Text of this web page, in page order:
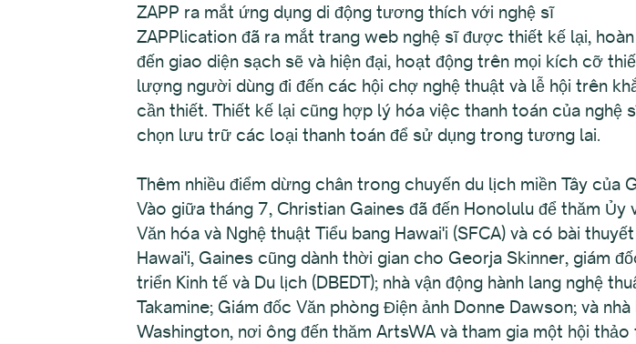
ZAPP ra mắt ứng dụng di động tương thích với nghệ sĩ
ZAPPlication đã ra mắt trang web nghệ sĩ được thiết kế lại,
đến giao diện sạch sẽ và hiện đại, hoạt động trên mọi kích cỡ
lượng người dùng đi đến các hội chợ nghệ thuật và lễ hội trên
cần thiết. Thiết kế lại cũng hợp lý hóa việc thanh toán của
chọn lưu trữ các loại thanh toán để sử dụng trong tương lai.
Thêm nhiều điểm dừng chân trong chuyến du lịch miền Tây của
Vào giữa tháng 7, Christian Gaines đã đến Honolulu để thăm
Văn hóa và Nghệ thuật Tiểu bang Hawai'i (SFCA) và có bài
Hawai'i, Gaines cũng dành thời gian cho Georja Skinner, giám
triển Kinh tế và Du lịch (DBEDT); nhà vận động hành lang nghệ
Takamine; Giám đốc Văn phòng Điện ảnh Donne Dawson; và
Washington, nơi ông đến thăm ArtsWA và tham gia một hội